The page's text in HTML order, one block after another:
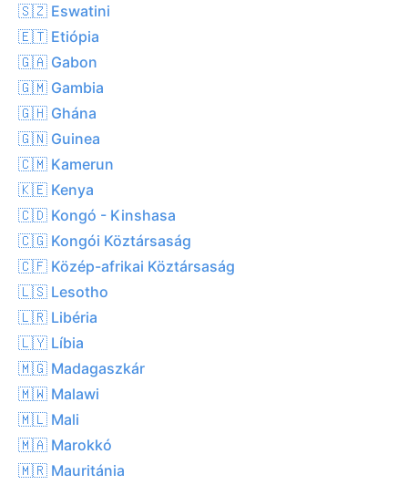
🇸🇿 Eswatini
🇪🇹 Etiópia
🇬🇦 Gabon
🇬🇲 Gambia
🇬🇭 Ghána
🇬🇳 Guinea
🇨🇲 Kamerun
🇰🇪 Kenya
🇨🇩 Kongó - Kinshasa
🇨🇬 Kongói Köztársaság
🇨🇫 Közép-afrikai Köztársaság
🇱🇸 Lesotho
🇱🇷 Libéria
🇱🇾 Líbia
🇲🇬 Madagaszkár
🇲🇼 Malawi
🇲🇱 Mali
🇲🇦 Marokkó
🇲🇷 Mauritánia